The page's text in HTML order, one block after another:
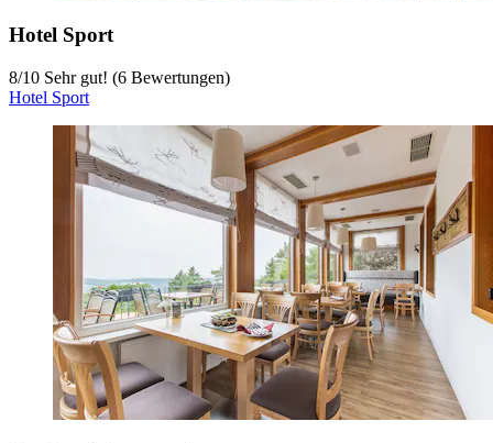
Hotel Sport
8/10 Sehr gut! (6 Bewertungen)
Hotel Sport